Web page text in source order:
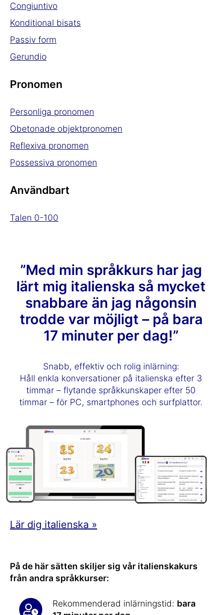
Congiuntivo
Konditional bisats
Passiv form
Gerundio
Pronomen
Personliga pronomen
Obetonade objektpronomen
Reflexiva pronomen
Possessiva pronomen
Användbart
Talen 0-100
”Med min språkkurs har jag
lärt mig italienska så mycket
snabbare än jag någonsin
trodde var möjligt – på bara
17 minuter per dag!”
Snabb, effektiv och rolig inlärning:
Håll enkla konversationer på italienska efter 3
timmar – flytande språkkunskaper efter 50
timmar – för PC, smartphones och surfplattor.
Lär dig italienska »
På de här sätten skiljer sig vår italienskakurs
från andra språkkurser:
Rekommenderad inlärningstid: bara